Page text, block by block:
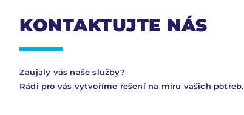
KONTAKTUJTE NÁS
Zaujaly vás naše služby?
Rádi pro vás vytvoříme řešení na míru vašich potřeb.